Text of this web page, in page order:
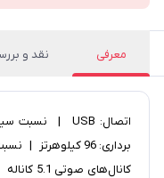
معرفی نقد و